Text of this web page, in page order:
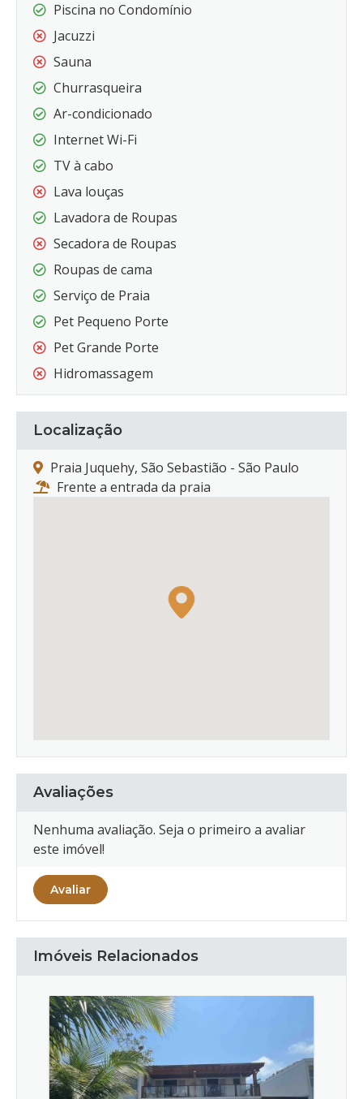
Piscina no Condomínio
Jacuzzi
Sauna
Churrasqueira
Ar-condicionado
Internet Wi-Fi
TV à cabo
Lava louças
Lavadora de Roupas
Secadora de Roupas
Roupas de cama
Serviço de Praia
Pet Pequeno Porte
Pet Grande Porte
Hidromassagem
Localização
Praia Juquehy, São Sebastião - São Paulo
Frente a entrada da praia
Avaliações
Nenhuma avaliação. Seja o primeiro a avaliar
este imóvel!
Avaliar
Imóveis Relacionados